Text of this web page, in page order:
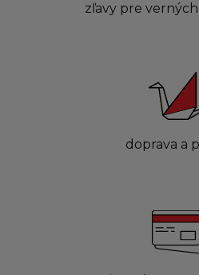
zľavy pre
doprava a